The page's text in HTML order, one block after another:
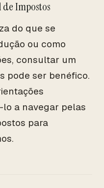
Impostos
do que se
ou como
consultar um
pode ser benéfico.
a navegar pelas
para